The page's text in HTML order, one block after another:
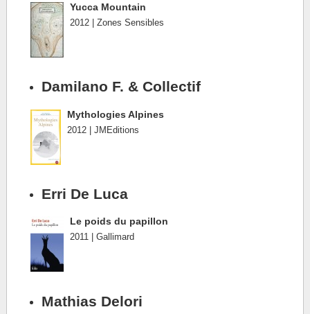
Yucca Mountain
2012 | Zones Sensibles
Damilano F. & Collectif
Mythologies Alpines
2012 | JMEditions
Erri De Luca
Le poids du papillon
2011 | Gallimard
Mathias Delori